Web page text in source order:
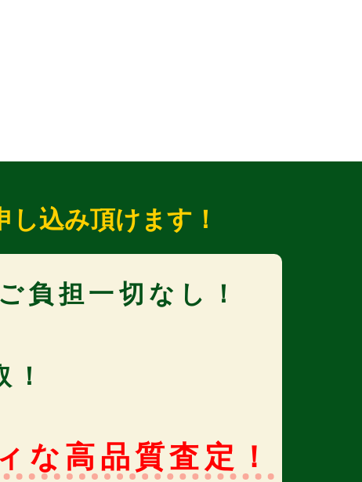
込み頂けます！
負担一切なし！
な高品質査定！